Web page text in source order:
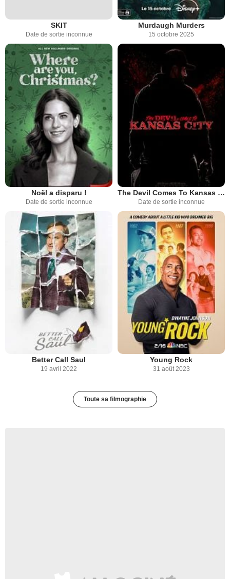
SKIT
Date de sortie inconnue
Murdaugh Murders
15 octobre 2025
Noël a disparu !
Date de sortie inconnue
The Devil Comes To Kansas City
Date de sortie inconnue
Better Call Saul
19 avril 2022
Young Rock
31 août 2023
Toute sa filmographie